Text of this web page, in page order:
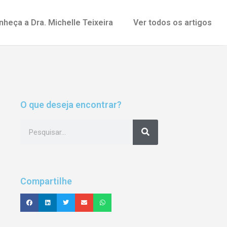
a Dra. Michelle Teixeira Ver todos os artigos
O que deseja encontrar?
Compartilhe